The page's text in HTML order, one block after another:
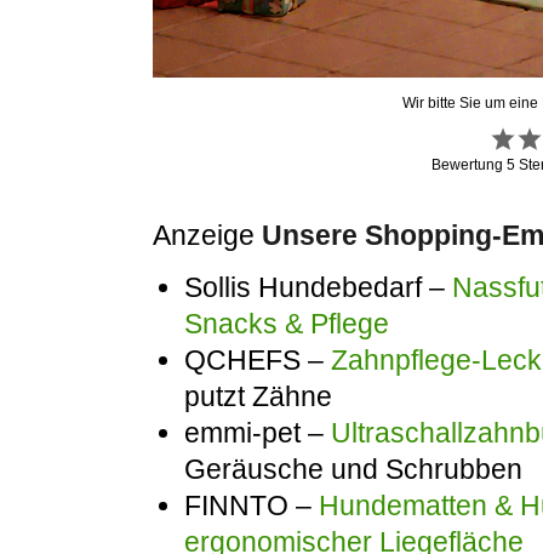
Wir bitte Sie um
Bewertung5
Anzeige Unsere Shopping-
Sollis Hundebedarf –
Snacks & Pflege
QCHEFS – Zahnpflege-
putzt Zähne
emmi-pet –
Geräusche und Schrubben
FINNTO – Hundematten &
ergonomischer Liegefläche